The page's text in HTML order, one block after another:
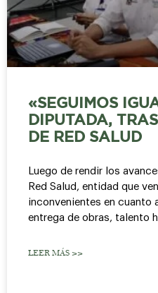
«SEGUIMOS
DIPUTADA,
DE RED SALUD
Luego de rendir los
Red Salud, entidad que
inconvenientes en cuanto
entrega de obras, talento
LEER MÁS >>